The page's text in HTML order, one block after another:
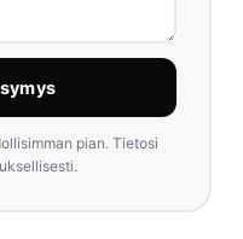
pian. Tietosi